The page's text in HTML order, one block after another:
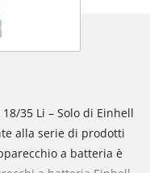
35 Li – Solo di Einhell
alla serie di prodotti
a batteria è